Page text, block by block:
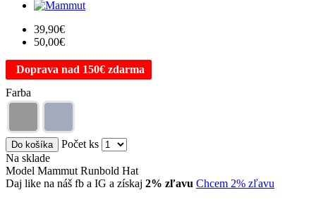
39,90€
50,00€
Doprava nad 150€ zdarma
Farba
Do košíka
Počet ks
Na sklade
Model Mammut Runbold Hat
Daj like na náš fb a IG a získaj 2% zľavu Chcem 2% zľavu